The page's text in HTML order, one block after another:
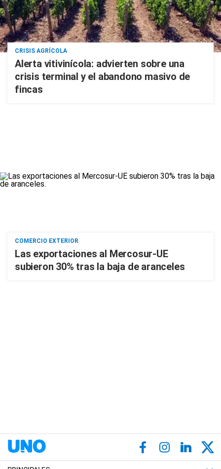
CRISIS AGRÍCOLA
Alerta vitivinícola: advierten sobre una
crisis terminal y el abandono masivo de
fincas
COMERCIO EXTERIOR
Las exportaciones al Mercosur-UE
subieron 30% tras la baja de aranceles